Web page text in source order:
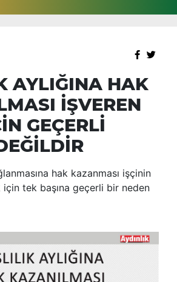
AYLIĞINA HAK
İŞVEREN
GEÇERLİ
hak kazanması işçinin
tek başına geçerli bir neden